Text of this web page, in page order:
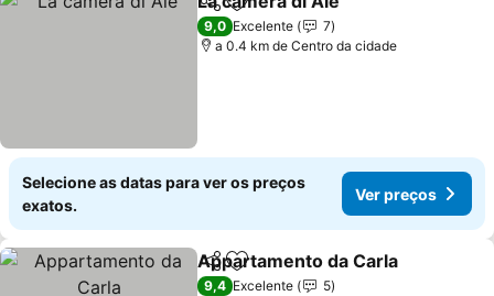
PartilharAdicionar aos favoritos
9,0 Excelente
7
a 0.4 km de Centro da cidade
Selecione as datas para ver os preços
exatos.
Ver preços
PartilharAdicionar aos favoritos
Appartamento da Carla
9,4 Excelente
5